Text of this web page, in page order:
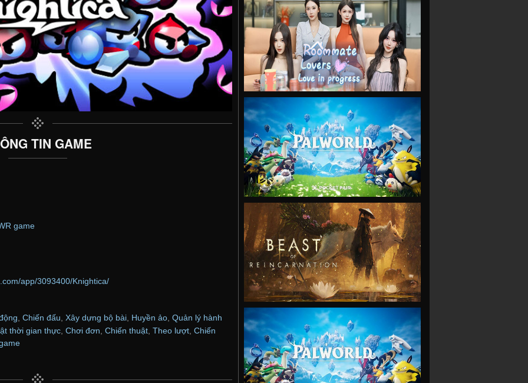
TIN GAME
game
app/3093400/Knightica/
, Chiến đấu, Xây dựng bộ bài, Huyền ảo, Quản lý hành
thời gian thực Chơi đơn Chiến thuật Theo lượt Chiến
VIEW
VIEW
VIEW
VIEW